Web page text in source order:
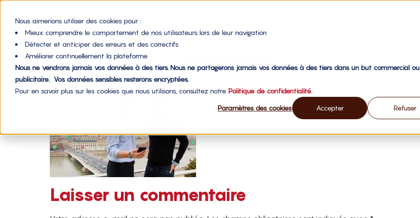
Nous aimerions utiliser des cookies pour :
Mieux comprendre le comportement de nos utilisateurs lors de leur navigation
Détecter et anticiper des erreurs et des correctifs
Améliorer continuellement la plateforme
Nous ne vendrons jamais vos données à des tiers. Nous ne partagerons jamais vos données à des tiers dans un but commercial ou
publicitaire. Vos données sensibles resterons encryptées.
Pour en savoir plus sur les cookies que nous utilisons, consultez notre Politique de confidentialité.
Paramètres des cookies Accepter Refuser
meersens-createurs
Laisser un commentaire